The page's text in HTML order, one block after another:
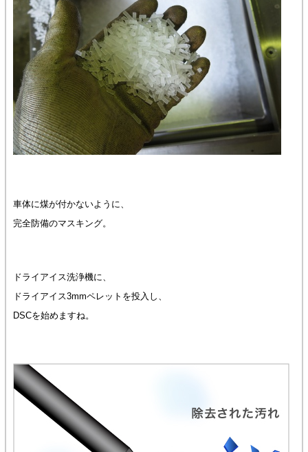
車体に煤が付かないように、
完全防備のマスキング。
ドライアイス洗浄機に、
ドライアイス3mmペレットを投入し、
DSCを始めますね。